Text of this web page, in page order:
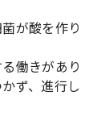
が酸を作り
働きがあり
ず、進行し